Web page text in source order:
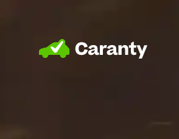
Home